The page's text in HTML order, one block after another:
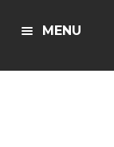
MENU